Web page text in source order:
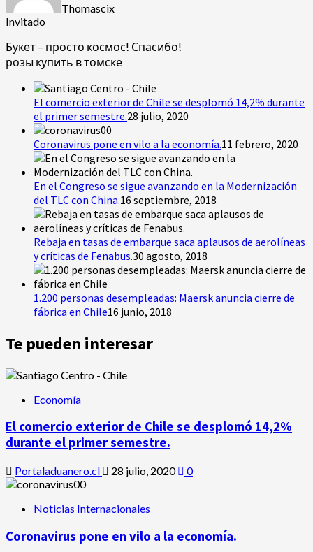
Thomascix
Invitado
Букет – просто космос! Спасибо!
розы купить в томске
El comercio exterior de Chile se desplomó 14,2% durante
el primer semestre.28 julio, 2020
Coronavirus pone en vilo a la economía.11 febrero, 2020
En el Congreso se sigue avanzando en la Modernización
del TLC con China.16 septiembre, 2018
Rebaja en tasas de embarque saca aplausos de aerolíneas
y críticas de Fenabus.30 agosto, 2018
1.200 personas desempleadas: Maersk anuncia cierre de
fábrica en Chile16 junio, 2018
Te pueden interesar
Economía
El comercio exterior de Chile se desplomó 14,2%
durante el primer semestre.
Portaladuanero.cl 28 julio, 2020 0
Noticias Internacionales
Coronavirus pone en vilo a la economía.